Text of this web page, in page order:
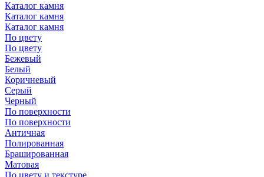
Каталог камня
Каталог камня
Каталог камня
По цвету
По цвету
Бежевый
Белый
Коричневый
Серый
Черный
По поверхности
По поверхности
Античная
Полированная
Брашированная
Матовая
По цвету и текстуре